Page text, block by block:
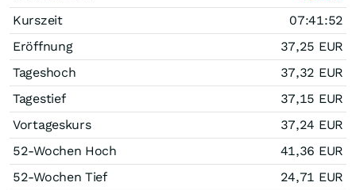
Kurszeit
07:41:52
Eröffnung
37,25 EUR
Tageshoch
37,32 EUR
Tagestief
37,15 EUR
Vortageskurs
37,24 EUR
52-Wochen Hoch
41,36 EUR
52-Wochen Tief
24,71 EUR